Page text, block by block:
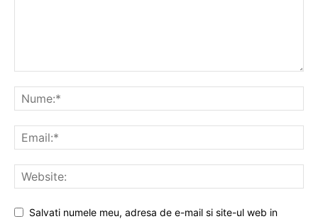
Salvati numele meu, adresa de e-mail si site-ul web in